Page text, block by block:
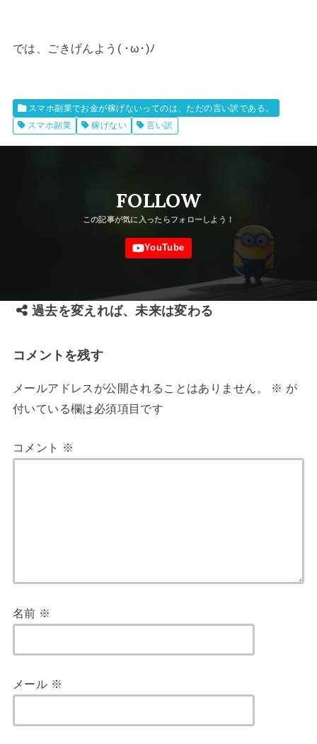
では、ごきげんよう( ･ω･)ﾉ
スマホ副業でお金が稼げないってのは、ただの言い訳である。
スマホ副業
稼げない 言い訳
FOLLOW
過去を変えれば、未来は変わる
コメントを残す
メールアドレスが公開されることはありません。 ※ が
付いている欄は必須項目です
コメント ※
名前 ※
メール ※